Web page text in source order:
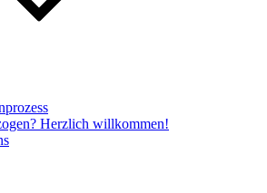
Herzlich willkommen!